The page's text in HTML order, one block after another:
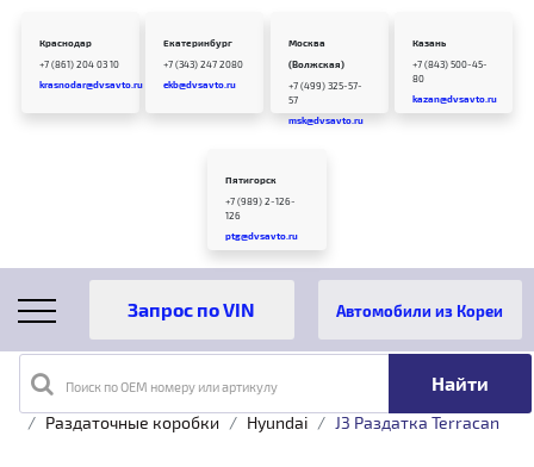
Краснодар
+7 (861) 204 03 10
krasnodar@dvsavto.ru
Екатеринбург
+7 (343) 247 2080
ekb@dvsavto.ru
Москва
(Волжская)
+7 (499) 325-57-
57
msk@dvsavto.ru
Казань
+7 (843) 500-45-
80
kazan@dvsavto.ru
Пятигорск
+7 (989) 2-126-
126
ptg@dvsavto.ru
Поиск по OEM номеру или артикулу
Автомобили из Кореи
Главная Каталог товаров
Трансмиссия
Раздаточные коробки
Hyundai J3 Раздатка Terracan